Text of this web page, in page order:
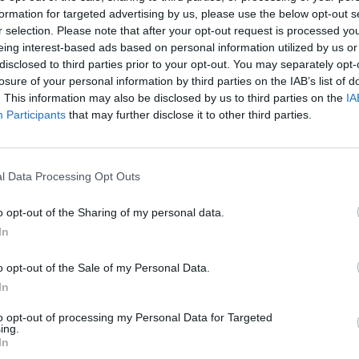
for targeted advertising by us, please use the below opt-out
selection. Please note that after your opt-out request is processed
interest-based ads based on personal information utilized by us
to third parties prior to your opt-out. You may separately
of your personal information by third parties on the IAB’s list of
This information may also be disclosed by us to third parties on the
Participants that may further disclose it to other third parties.
Data Processing Opt Outs
opt-out of the Sharing of my personal data.
opt-out of the Sale of my Personal Data.
opt-out of processing my Personal Data for Targeted
και δεκάδες εργαζόμενους να χάνουν τη
μια καθημερινή, κανονικοποιημένη